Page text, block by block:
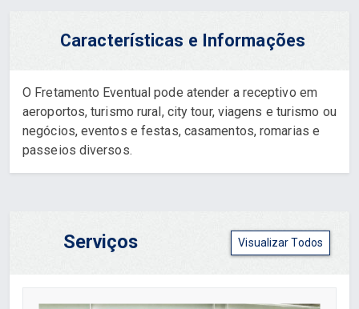
Características e Informações
O Fretamento Eventual pode atender a receptivo em
aeroportos, turismo rural, city tour, viagens e turismo ou
negócios, eventos e festas, casamentos, romarias e
passeios diversos.
Serviços Visualizar Todos